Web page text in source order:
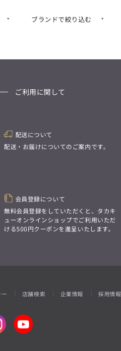
ブランドで絞り込む
ご利用に関して
配送について
配送・お届けについてのご案内です。
会員登録について
無料会員登録をしていただくと、タカキ
ューオンラインショップでご利用いただ
ける500円クーポンを進呈いたします。
店舗検索 企業情報 採用情報